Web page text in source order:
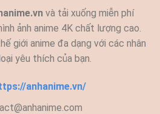
và tải xuống miễn phí
ảnh anime 4K chất lượng cao.
giới anime đa dạng với các nhân
yêu thích của bạn.
anhanime.vn/